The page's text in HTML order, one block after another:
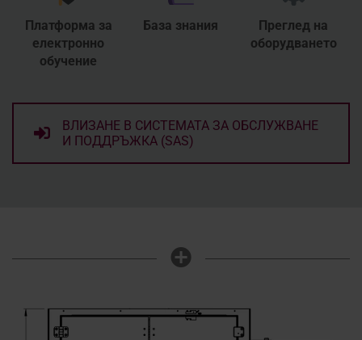
Платформа за
електронно
обучение
База знания
Преглед на
оборудването
ВЛИЗАНЕ В СИСТЕМАТА ЗА ОБСЛУЖВАНЕ
И ПОДДРЪЖКА (SAS)